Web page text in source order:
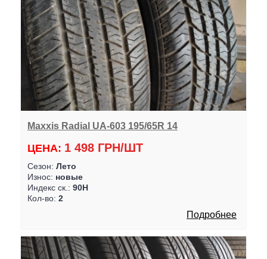
Maxxis Radial UA-603 195/65R 14
ЦЕНА: 1 498 ГРН/ШТ
Сезон: Лето
Износ: новые
Индекс ск.: 90H
Кол-во: 2
Подробнее